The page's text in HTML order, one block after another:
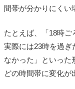
間帯が分かりにくい
たとえば、「18時ご
実際には23時を過ぎ
なかった」といった
どの時間帯に変化が